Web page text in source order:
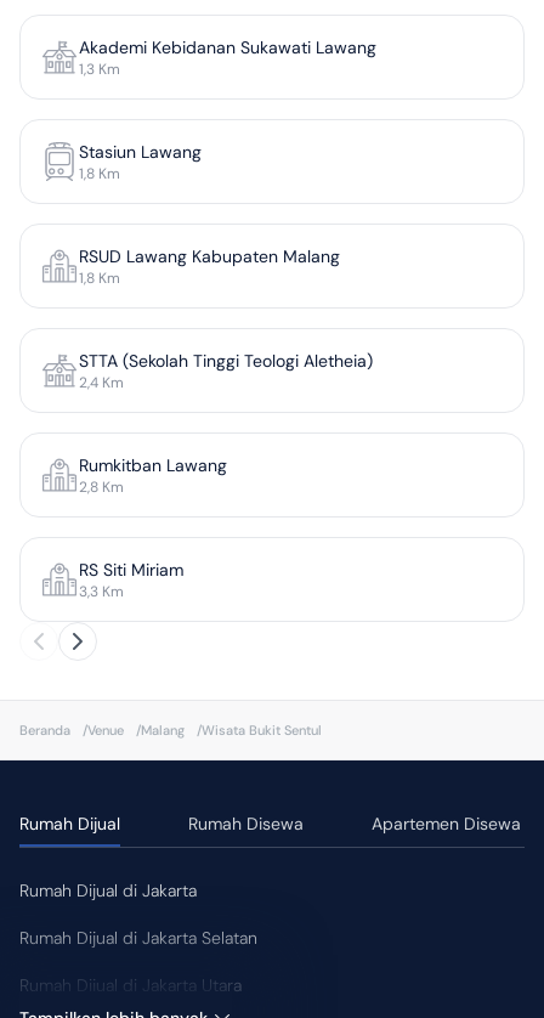
Akademi Kebidanan Sukawati Lawang
1,3 Km
Stasiun Lawang
1,8 Km
RSUD Lawang Kabupaten Malang
1,8 Km
STTA (Sekolah Tinggi Teologi Aletheia)
2,4 Km
Rumkitban Lawang
2,8 Km
RS Siti Miriam
3,3 Km
Beranda /Venue /Malang /Wisata Bukit Sentul
Rumah Dijual Rumah Disewa Apartemen Disewa
Rumah Dijual di Jakarta
Rumah Dijual di Jakarta Selatan
Rumah Dijual di Jakarta Utara